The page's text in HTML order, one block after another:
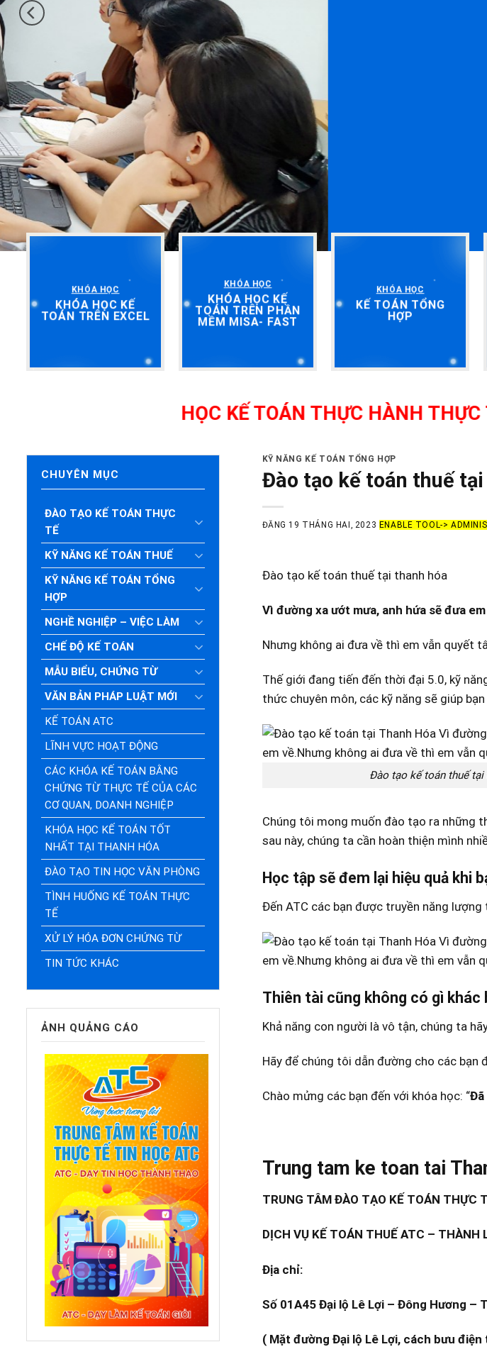
KHÓA HỌC
KHÓA HỌC KẾ
TOÁN TRÊN EXCEL
KHÓA HỌC
KHÓA HỌC KẾ
TOÁN TRÊN PHẦN
MỀM MISA- FAST
KHÓA HỌC
KẾ TOÁN TỔNG
HỢP
HỌC KẾ TOÁN THỰC HÀNH THỰC TẾ
CHUYÊN MỤC
ĐÀO TẠO KẾ TOÁN THỰC
TẾ
KỸ NĂNG KẾ TOÁN THUẾ
KỸ NĂNG KẾ TOÁN TỔNG
HỢP
NGHỀ NGHIỆP – VIỆC LÀM
CHẾ ĐỘ KẾ TOÁN
MẪU BIỂU, CHỨNG TỪ
VĂN BẢN PHÁP LUẬT MỚI
KẾ TOÁN ATC
LĨNH VỰC HOẠT ĐỘNG
CÁC KHÓA KẾ TOÁN BẰNG
CHỨNG TỪ THỰC TẾ CỦA CÁC
CƠ QUAN, DOANH NGHIỆP
KHÓA HỌC KẾ TOÁN TỐT
NHẤT TẠI THANH HÓA
ĐÀO TẠO TIN HỌC VĂN PHÒNG
TÌNH HUỐNG KẾ TOÁN THỰC
TẾ
XỬ LÝ HÓA ĐƠN CHỨNG TỪ
TIN TỨC KHÁC
ẢNH QUẢNG CÁO
KỸ NĂNG KẾ TOÁN TỔNG HỢP
Đào tạo kế toán thuế
ĐĂNG 19 THÁNG HAI, 2023 ENABLE TOOL->
Đào tạo kế toán thuế tại thanh hóa
Vì đường xa ướt mưa, anh hứa sẽ đưa
Nhưng không ai đưa về thì em vẫn quyết
Thế giới đang tiến đến thời đại 5.0, kỹ
thức chuyên môn, các kỹ năng sẽ giúp
Đào tạo kế toán thuế tại
Chúng tôi mong muốn đào tạo ra những
sau này, chúng ta cần hoàn thiện mình
Học tập sẽ đem lại hiệu quả khi
Đến ATC các bạn được truyền năng
Thiên tài cũng không có gì khác
Khả năng con người là vô tận, chúng ta
Hãy để chúng tôi dẫn đường cho các bạn
Chào mửng các bạn đến với khóa học: “Đã
Trung tam ke toan tai
TRUNG TÂM ĐÀO TẠO KẾ TOÁN THỰC
DỊCH VỤ KẾ TOÁN THUẾ ATC – THÀNH
Địa chỉ:
Số 01A45 Đại lộ Lê Lợi – Đông Hương –
( Mặt đường Đại lộ Lê Lợi, cách bưu